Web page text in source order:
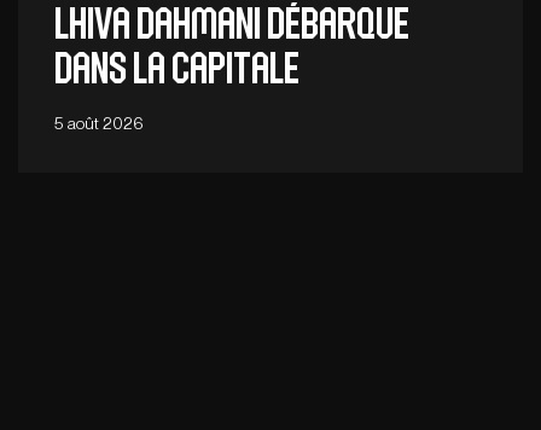
Lhiva Dahmani débarque
dans la capitale
5 août 2026